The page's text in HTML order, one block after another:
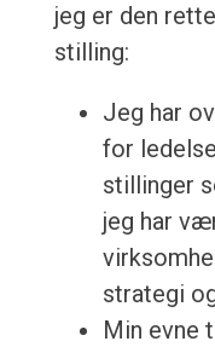
jeg er den
stilling:
Jeg har
for
stillinger
jeg har
strategi
Min evne